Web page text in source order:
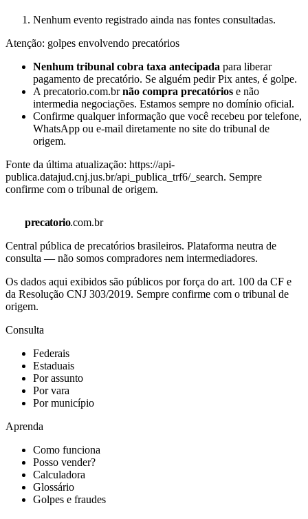
Nenhum evento registrado ainda nas fontes consultadas.
Atenção: golpes envolvendo precatórios
Nenhum tribunal cobra taxa antecipada para liberar
pagamento de precatório. Se alguém pedir Pix antes, é golpe.
A precatorio.com.brnão compra precatórios e não
intermedia negociações. Estamos sempre no domínio oficial.
Confirme qualquer informação que você recebeu por telefone,
WhatsApp ou e-mail diretamente no site do tribunal de
origem.
Fonte da última atualização: https://api-
publica.datajud.cnj.jus.br/api_publica_trf6/_search. Sempre
confirme com o tribunal de origem.
precatorio.com.br
Central pública de precatórios brasileiros. Plataforma neutra de
consulta — não somos compradores nem intermediadores.
Os dados aqui exibidos são públicos por força do art. 100 da CF e
da Resolução CNJ 303/2019. Sempre confirme com o tribunal de
origem.
Consulta
Federais
Estaduais
Por assunto
Por vara
Por município
Aprenda
Como funciona
Posso vender?
Calculadora
Glossário
Golpes e fraudes